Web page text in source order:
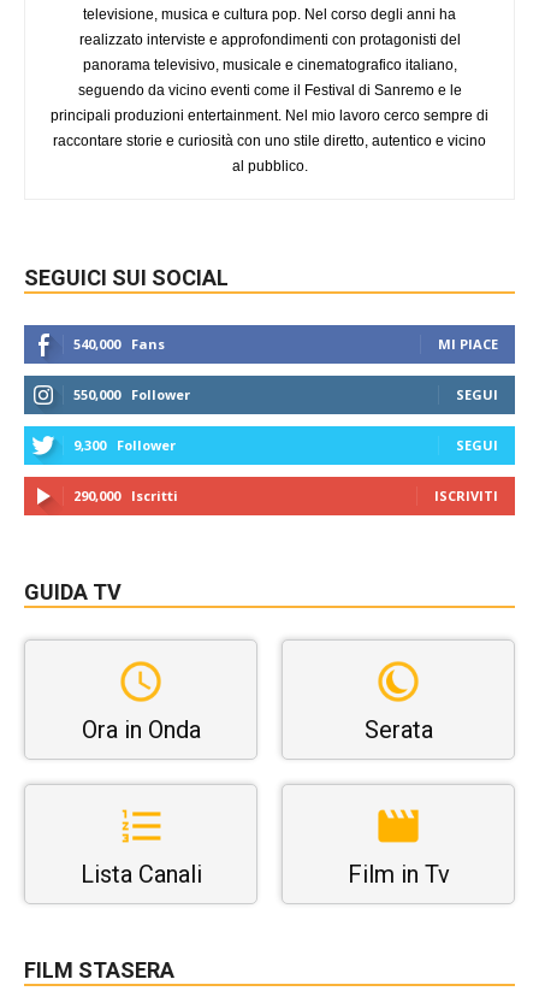
televisione, musica e cultura pop. Nel corso degli anni ha
realizzato interviste e approfondimenti con protagonisti del
panorama televisivo, musicale e cinematografico italiano,
seguendo da vicino eventi come il Festival di Sanremo e le
principali produzioni entertainment. Nel mio lavoro cerco sempre di
raccontare storie e curiosità con uno stile diretto, autentico e vicino
al pubblico.
SEGUICI SUI SOCIAL
540,000 Fans MI PIACE
550,000 Follower SEGUI
9,300 Follower SEGUI
290,000 Iscritti ISCRIVITI
GUIDA TV
Ora in Onda Serata
Lista Canali Film in Tv
FILM STASERA